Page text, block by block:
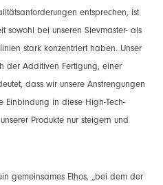
entsprechen, ist
sowohl bei unseren Sievmaster- als
stark konzentriert haben. Unser
der Additiven Fertigung, einer
dass wir unsere Anstrengungen
Einbindung in diese High-Tech-
Produkte nur steigern und
gemeinsames Ethos, „bei dem der